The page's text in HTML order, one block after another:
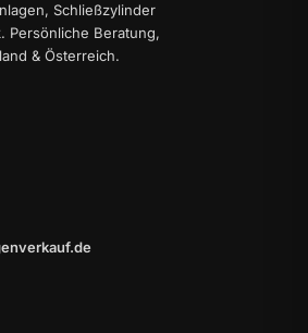
Schließzylinder
Persönliche Beratung,
& Österreich.